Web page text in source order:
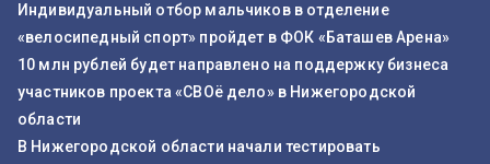
Индивидуальный отбор мальчиков в отделение
«велосипедный спорт» пройдет в ФОК «Баташев Арена»
10 млн рублей будет направлено на поддержку бизнеса
участников проекта «СВОё дело» в Нижегородской
области
В Нижегородской области начали тестировать